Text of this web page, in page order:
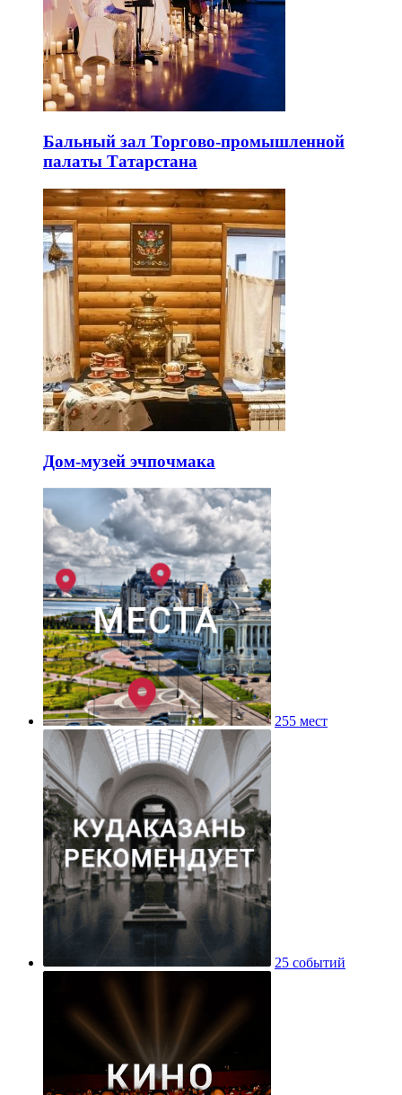
Бальный зал Торгово-промышленной
палаты Татарстана
Дом-музей эчпочмака
255 мест
25 событий